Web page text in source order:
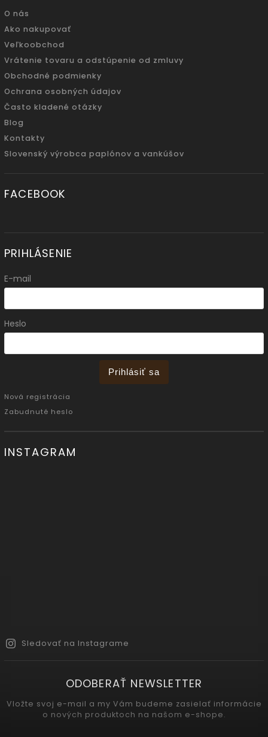
O nás
Ako nakupovať
Veľkoobchod
Vrátenie tovaru a odstúpenie od zmluvy
Obchodné podmienky
Ochrana osobných údajov
Často kladené otázky
Blog
Kontakty
Slovenský výrobca paplónov a vankúšov
FACEBOOK
PRIHLÁSENIE
E-mail
Heslo
Prihlásiť sa
Nová registrácia
Zabudnuté heslo
INSTAGRAM
Sledovať na Instagrame
ODOBERAŤ NEWSLETTER
Vložte svoj e-mail a my Vám budeme zasielať informácie
o nových produktoch na našom e-shope.